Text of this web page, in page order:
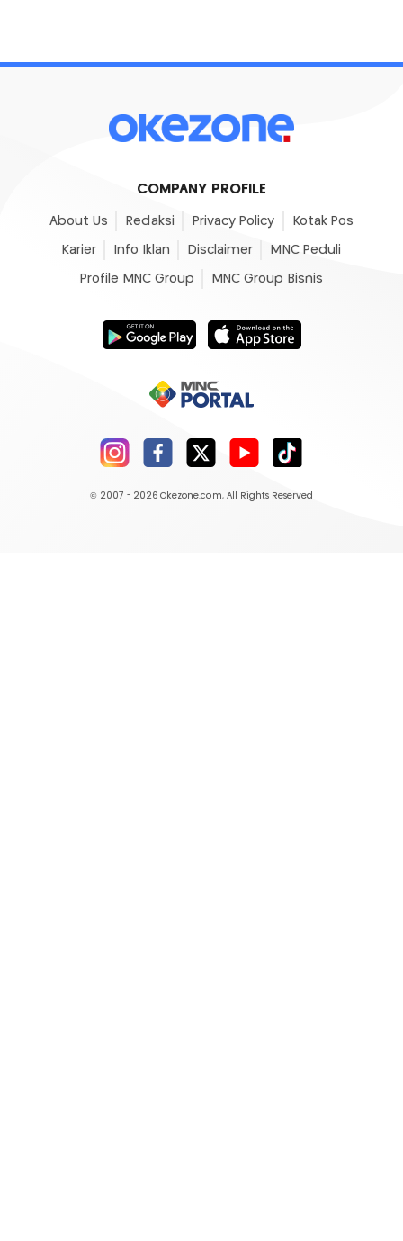
COMPANY PROFILE
About Us Redaksi Privacy Policy Kotak Pos
Karier Info Iklan Disclaimer MNC Peduli
Profile MNC Group MNC Group Bisnis
© 2007 - 2026 Okezone.com, All Rights Reserved